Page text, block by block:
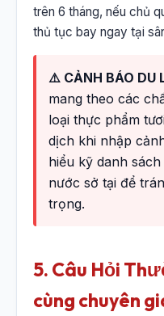
trên 6 tháng, nếu chủ
thủ tục bay ngay tại
⚠️ CẢNH BÁO DU
mang theo các
loại thực phẩm
dịch khi nhập
hiểu kỹ danh
nước sở tại để
trọng.
5. Câu Hỏi
cùng chuyên